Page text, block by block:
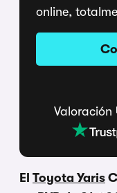
online,
Valoración
El Toyota Yaris